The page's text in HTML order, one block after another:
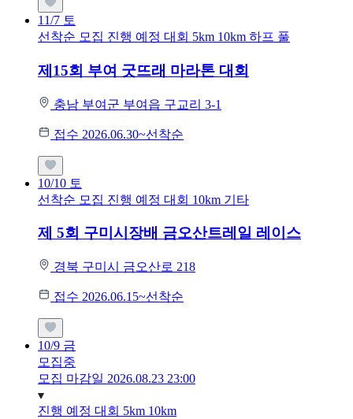
11/7 토
선착순 모집 진행 예정 대회 5km 10km 하프 풀
제15회 부여 굿뜨래 마라톤 대회
충남 부여군 부여읍 구교리 3-1
접수 2026.06.30~선착순
10/10 토
선착순 모집 진행 예정 대회 10km 기타
제 5회 구미시장배 금오산트레일 레이스
경북 구미시 금오산로 218
접수 2026.06.15~선착순
10/9 금
모집중
모집 마감일 2026.08.23 23:00
진행 예정 대회 5km 10km